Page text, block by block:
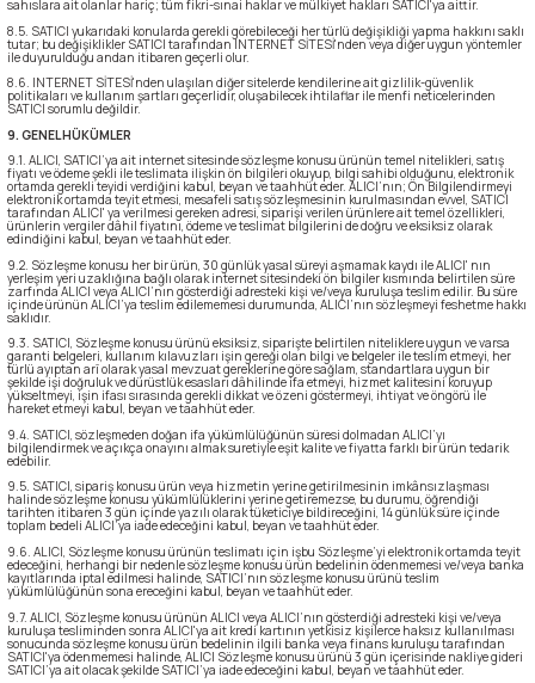
sahıslara ait olanlar hariç; tüm fikri-sınai haklar ve mülkiyet hakları SATICI'ya aittir.
8.5. SATICI yukarıdaki konularda gerekli görebileceği her türlü değişikliği yapma hakkını saklı
tutar; bu değişiklikler SATICI tarafından INTERNET SİTESİ'nden veya diğer uygun yöntemler
ile duyurulduğu andan itibaren geçerli olur.
8.6. INTERNET SİTESİ'nden ulaşılan diğer sitelerde kendilerine ait gizlilik-güvenlik
politikaları ve kullanım şartları geçerlidir, oluşabilecek ihtilaflar ile menfi neticelerinden
SATICI sorumlu değildir.
9. GENEL HÜKÜMLER
9.1. ALICI, SATICI’ya ait internet sitesinde sözleşme konusu ürünün temel nitelikleri, satış
fiyatı ve ödeme şekli ile teslimata ilişkin ön bilgileri okuyup, bilgi sahibi olduğunu, elektronik
ortamda gerekli teyidi verdiğini kabul, beyan ve taahhüt eder. ALICI’nın; Ön Bilgilendirmeyi
elektronik ortamda teyit etmesi, mesafeli satış sözleşmesinin kurulmasından evvel, SATICI
tarafından ALICI' ya verilmesi gereken adresi, siparişi verilen ürünlere ait temel özellikleri,
ürünlerin vergiler dâhil fiyatını, ödeme ve teslimat bilgilerini de doğru ve eksiksiz olarak
edindiğini kabul, beyan ve taahhüt eder.
9.2. Sözleşme konusu her bir ürün, 30 günlük yasal süreyi aşmamak kaydı ile ALICI' nın
yerleşim yeri uzaklığına bağlı olarak internet sitesindeki ön bilgiler kısmında belirtilen süre
zarfında ALICI veya ALICI’nın gösterdiği adresteki kişi ve/veya kuruluşa teslim edilir. Bu süre
içinde ürünün ALICI’ya teslim edilememesi durumunda, ALICI’nın sözleşmeyi feshetme hakkı
saklıdır.
9.3. SATICI, Sözleşme konusu ürünü eksiksiz, siparişte belirtilen niteliklere uygun ve varsa
garanti belgeleri, kullanım kılavuzları işin gereği olan bilgi ve belgeler ile teslim etmeyi, her
türlü ayıptan arî olarak yasal mevzuat gereklerine göre sağlam, standartlara uygun bir
şekilde işi doğruluk ve dürüstlük esasları dâhilinde ifa etmeyi, hizmet kalitesini koruyup
yükseltmeyi, işin ifası sırasında gerekli dikkat ve özeni göstermeyi, ihtiyat ve öngörü ile
hareket etmeyi kabul, beyan ve taahhüt eder.
9.4. SATICI, sözleşmeden doğan ifa yükümlülüğünün süresi dolmadan ALICI’yı
bilgilendirmek ve açıkça onayını almak suretiyle eşit kalite ve fiyatta farklı bir ürün tedarik
edebilir.
9.5. SATICI, sipariş konusu ürün veya hizmetin yerine getirilmesinin imkânsızlaşması
halinde sözleşme konusu yükümlülüklerini yerine getiremezse, bu durumu, öğrendiği
tarihten itibaren 3 gün içinde yazılı olarak tüketiciye bildireceğini, 14 günlük süre içinde
toplam bedeli ALICI’ya iade edeceğini kabul, beyan ve taahhüt eder.
9.6. ALICI, Sözleşme konusu ürünün teslimatı için işbu Sözleşme’yi elektronik ortamda teyit
edeceğini, herhangi bir nedenle sözleşme konusu ürün bedelinin ödenmemesi ve/veya banka
kayıtlarında iptal edilmesi halinde, SATICI’nın sözleşme konusu ürünü teslim
yükümlülüğünün sona ereceğini kabul, beyan ve taahhüt eder.
9.7. ALICI, Sözleşme konusu ürünün ALICI veya ALICI’nın gösterdiği adresteki kişi ve/veya
kuruluşa tesliminden sonra ALICI'ya ait kredi kartının yetkisiz kişilerce haksız kullanılması
sonucunda sözleşme konusu ürün bedelinin ilgili banka veya finans kuruluşu tarafından
SATICI'ya ödenmemesi halinde, ALICI Sözleşme konusu ürünü 3 gün içerisinde nakliye gideri
SATICI’ya ait olacak şekilde SATICI’ya iade edeceğini kabul, beyan ve taahhüt eder.